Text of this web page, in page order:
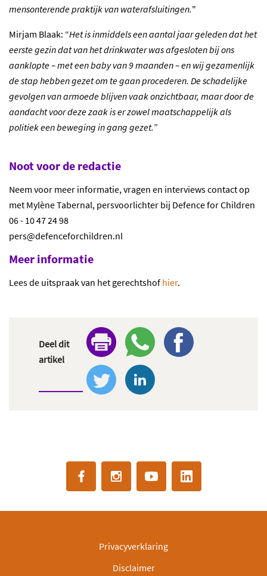
mensonterende praktijk van waterafsluitingen."
Mirjam Blaak: “Het is inmiddels een aantal jaar geleden dat het
eerste gezin dat van het drinkwater was afgesloten bij ons
aanklopte – met een baby van 9 maanden – en wij gezamenlijk
de stap hebben gezet om te gaan procederen. De schadelijke
gevolgen van armoede blijven vaak onzichtbaar, maar door de
aandacht voor deze zaak is er zowel maatschappelijk als
politiek een beweging in gang gezet.”
Noot voor de redactie
Neem voor meer informatie, vragen en interviews contact op
met Mylène Tabernal, persvoorlichter bij Defence for Children
06 - 10 47 24 98
pers@defenceforchildren.nl
Meer informatie
Lees de uitspraak van het gerechtshof hier.
Deel dit
artikel
Privacyverklaring
Disclaimer